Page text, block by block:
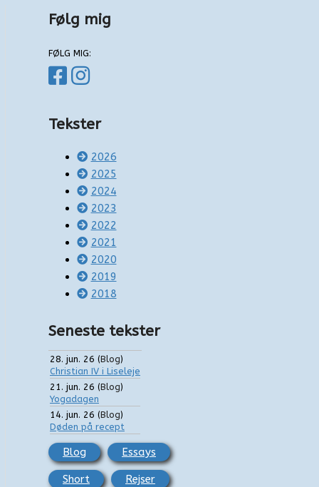
Følg mig
FØLG MIG:
Tekster
2026
2025
2024
2023
2022
2021
2020
2019
2018
Seneste tekster
28. jun. 26 (Blog)
Christian IV i Liseleje
21. jun. 26 (Blog)
Yogadagen
14. jun. 26 (Blog)
Døden på recept
Blog Essays
Short Rejser